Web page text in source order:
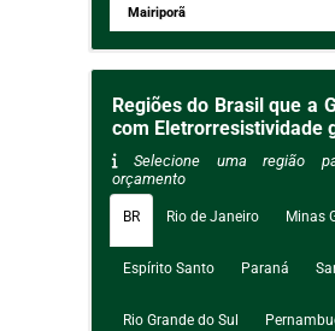
Mairiporã
Regiões do Brasil que a
com Eletrorresistividade
Selecione uma região
orçamento
BR Rio de Janeiro Minas
Espírito Santo Paraná
Rio Grande do Sul